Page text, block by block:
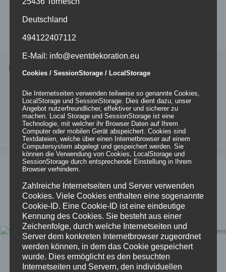
Mehrpunkt-Spannsegel Sevilla
Details
zur Wunschliste
Deutschland
494122407112
E-Mail: info@eventdekoration.eu
Cookies / SessionStorage / LocalStorage
Die Internetseiten verwenden teilweise so genannte Cookies,
LocalStorage und SessionStorage. Dies dient dazu, unser
Angebot nutzerfreundlicher, effektiver und sicherer zu
machen. Local Storage und SessionStorage ist eine
Technologie, mit welcher ihr Browser Daten auf Ihrem
Computer oder mobilen Gerät abspeichert. Cookies sind
Textdateien, welche über einen Internetbrowser auf einem
Computersystem abgelegt und gespeichert werden. Sie
können die Verwendung von Cookies, LocalStorage und
SessionStorage durch entsprechende Einstellung in Ihrem
Browser verhindern.
Zahlreiche Internetseiten und Server verwenden
Cookies. Viele Cookies enthalten eine sogenannte
Cookie-ID. Eine Cookie-ID ist eine eindeutige
Kennung des Cookies. Sie besteht aus einer
Zeichenfolge, durch welche Internetseiten und
Server dem konkreten Internetbrowser zugeordnet
werden können, in dem das Cookie gespeichert
wurde. Dies ermöglicht es den besuchten
Internetseiten und Servern, den individuellen